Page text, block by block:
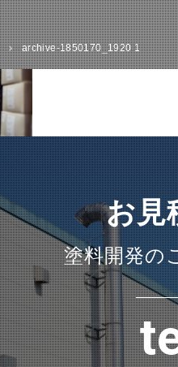
archive-1850170_1920 1
お見
塗料開発の